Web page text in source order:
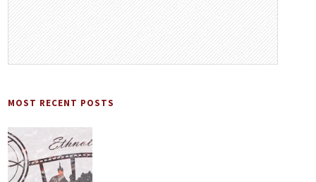
MOST RECENT POSTS